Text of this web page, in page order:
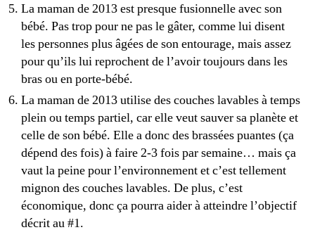
La maman de 2013 est presque fusionnelle avec son
bébé. Pas trop pour ne pas le gâter, comme lui disent
les personnes plus âgées de son entourage, mais assez
pour qu’ils lui reprochent de l’avoir toujours dans les
bras ou en porte-bébé.
La maman de 2013 utilise des couches lavables à temps
plein ou temps partiel, car elle veut sauver sa planète et
celle de son bébé. Elle a donc des brassées puantes (ça
dépend des fois) à faire 2-3 fois par semaine… mais ça
vaut la peine pour l’environnement et c’est tellement
mignon des couches lavables. De plus, c’est
économique, donc ça pourra aider à atteindre l’objectif
décrit au #1.